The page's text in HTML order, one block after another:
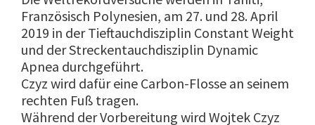
Französisch Polynesien, am 27. und 28. April
2019 in der Tieftauchdisziplin Constant Weight
und der Streckentauchdisziplin Dynamic
Apnea durchgeführt.
Czyz wird dafür eine Carbon-Flosse an seinem
rechten Fuß tragen.
Während der Vorbereitung wird Wojtek Czyz